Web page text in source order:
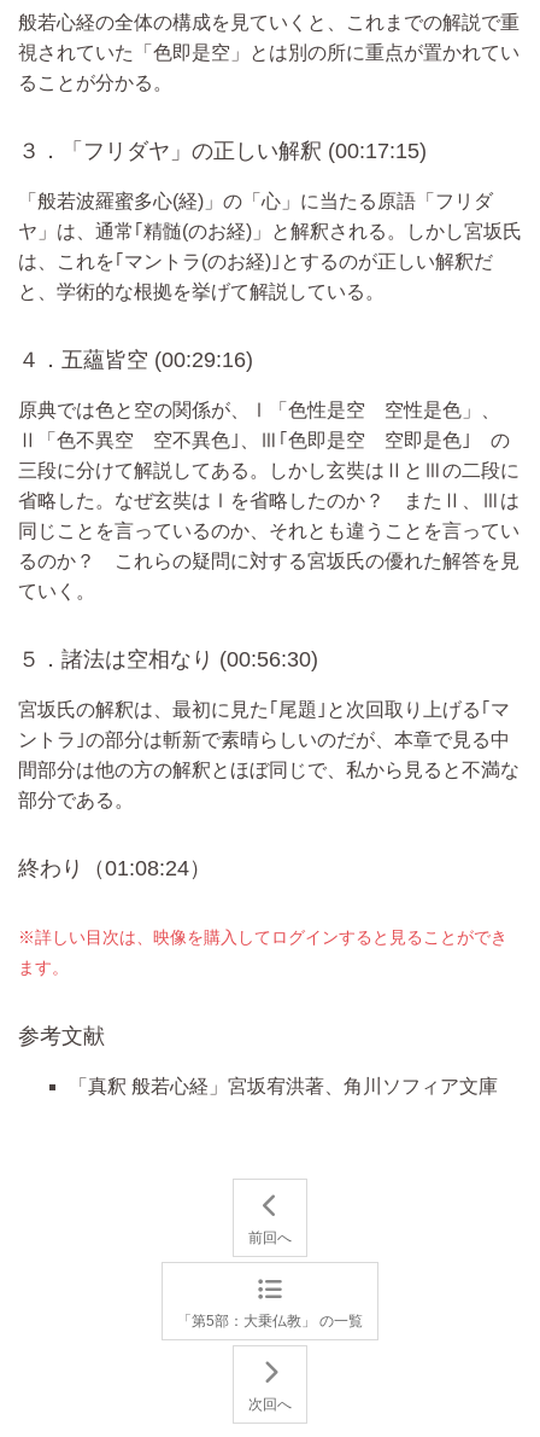
般若心経の全体の構成を見ていくと、これまでの解説で重
視されていた「色即是空」とは別の所に重点が置かれてい
ることが分かる。
３．「フリダヤ」の正しい解釈 (00:17:15)
「般若波羅蜜多心(経)」の「心」に当たる原語「フリダ
ヤ」は、通常｢精髄(のお経)」と解釈される。しかし宮坂氏
は、これを｢マントラ(のお経)｣とするのが正しい解釈だ
と、学術的な根拠を挙げて解説している。
４．五蘊皆空 (00:29:16)
原典では色と空の関係が、Ⅰ「色性是空 空性是色」、
Ⅱ「色不異空 空不異色｣、Ⅲ｢色即是空 空即是色｣ の
三段に分けて解説してある。しかし玄奘はⅡとⅢの二段に
省略した。なぜ玄奘はⅠを省略したのか？ またⅡ、Ⅲは
同じことを言っているのか、それとも違うことを言ってい
るのか？ これらの疑問に対する宮坂氏の優れた解答を見
ていく。
５．諸法は空相なり (00:56:30)
宮坂氏の解釈は、最初に見た｢尾題｣と次回取り上げる｢マ
ントラ｣の部分は斬新で素晴らしいのだが、本章で見る中
間部分は他の方の解釈とほぼ同じで、私から見ると不満な
部分である。
終わり（01:08:24）
※詳しい目次は、映像を購入してログインすると見ることができ
ます。
参考文献
「真釈 般若心経」宮坂宥洪著、角川ソフィア文庫
前回へ
「第5部：大乗仏教」 の一覧
次回へ